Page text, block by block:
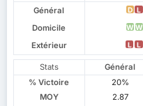
Général
D L
Domicile W W
Extérieur L L
Stats Général
% Victoire
20%
MOY
2.87